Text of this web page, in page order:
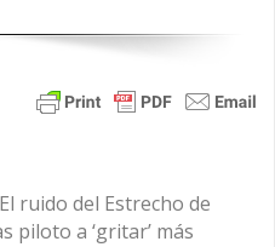
ruido del Estrecho de
piloto a ‘gritar’ más